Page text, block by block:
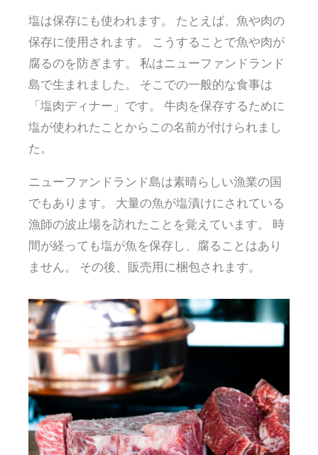
塩は保存にも使われます。 たとえば、魚や肉の
保存に使用されます。 こうすることで魚や肉が
腐るのを防ぎます。 私はニューファンドランド
島で生まれました。 そこでの一般的な食事は
「塩肉ディナー」です。 牛肉を保存するために
塩が使われたことからこの名前が付けられまし
た。
ニューファンドランド島は素晴らしい漁業の国
でもあります。 大量の魚が塩漬けにされている
漁師の波止場を訪れたことを覚えています。 時
間が経っても塩が魚を保存し、腐ることはあり
ません。 その後、販売用に梱包されます。